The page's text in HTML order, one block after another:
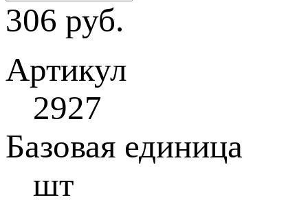
306 руб.
Артикул
2927
Базовая единица
шт